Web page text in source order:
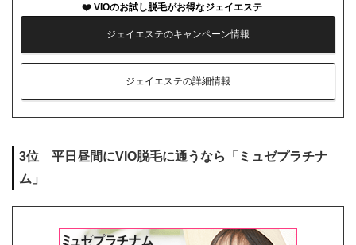
VIOのお試し脱毛がお得なジェイエステ
ジェイエステのキャンペーン情報
ジェイエステの詳細情報
3位 平日昼間にVIO脱毛に通うなら「ミュゼプラチナ
ム」